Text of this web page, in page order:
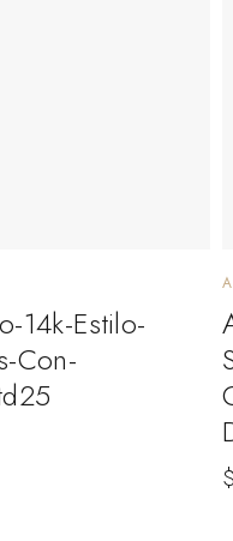
14k-Estilo-
Con-
$